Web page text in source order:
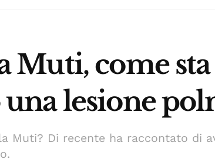
Muti, come sta
una lesione
Muti? Di recente ha raccontato di